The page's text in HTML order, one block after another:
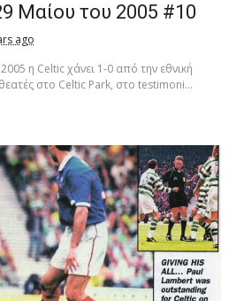
Μαίου του 2005 #10
ago
η Celtic χάνει 1-0 από την εθνική
στο Celtic Park, στο testimoni...